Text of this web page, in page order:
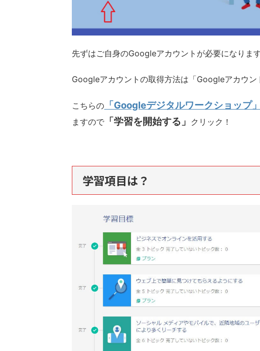
先ずはご自身のGoogleアカウントが必要になります
Googleアカウントの取得方法は「Googleアカウン
こちらの 「Googleデジタルワークショップ」
ますので 「学習を開始する」 クリック！
学習項目は？